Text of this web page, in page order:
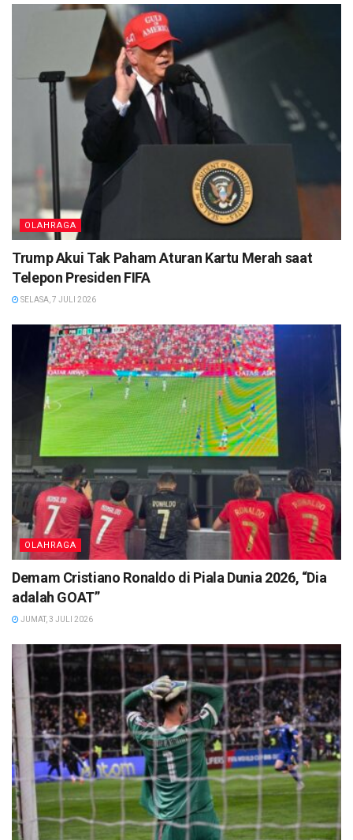
OLAHRAGA
Trump Akui Tak Paham Aturan Kartu Merah saat
Telepon Presiden FIFA
SELASA, 7 JULI 2026
OLAHRAGA
Demam Cristiano Ronaldo di Piala Dunia 2026, “Dia
adalah GOAT”
JUMAT, 3 JULI 2026